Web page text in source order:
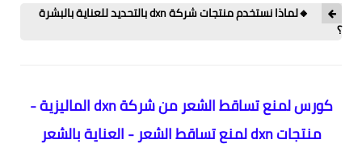
🔸لماذا نستخدم منتجات شركة dxn بالتحديد للعناية بالبشرة
؟
كورس لمنع تساقط الشعر من شركة dxn الماليزية -
منتجات dxn لمنع تساقط الشعر - العناية بالشعر